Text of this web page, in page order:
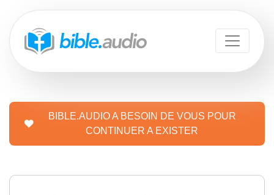
BIBLE.AUDIO A BESOIN DE VOUS POUR
CONTINUER A EXISTER